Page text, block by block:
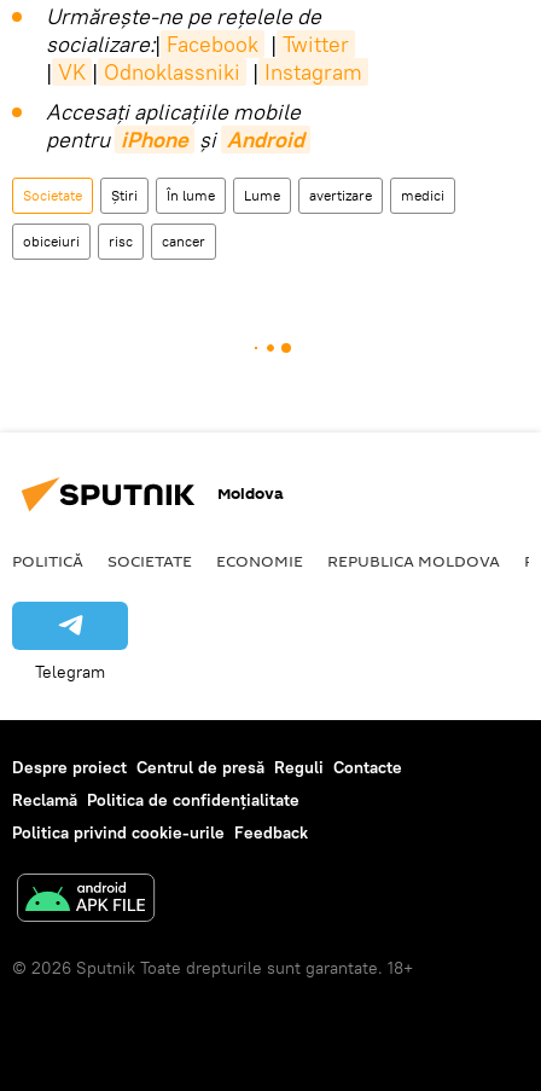
Urmărește-ne pe rețelele de
socializare:| Facebook | Twitter
| VK | Odnoklassniki | Instagram
Accesaţi aplicaţiile mobile
pentru iPhone și Android
Societate Știri În lume Lume avertizare medici
obiceiuri risc cancer
Moldova
POLITICĂ SOCIETATE ECONOMIE REPUBLICA MOLDOVA
Telegram
Despre proiect Centrul de presă Reguli Contacte
Reclamă Politica de confidențialitate
Politica privind cookie-urile Feedback
© 2026 Sputnik Toate drepturile sunt garantate. 18+